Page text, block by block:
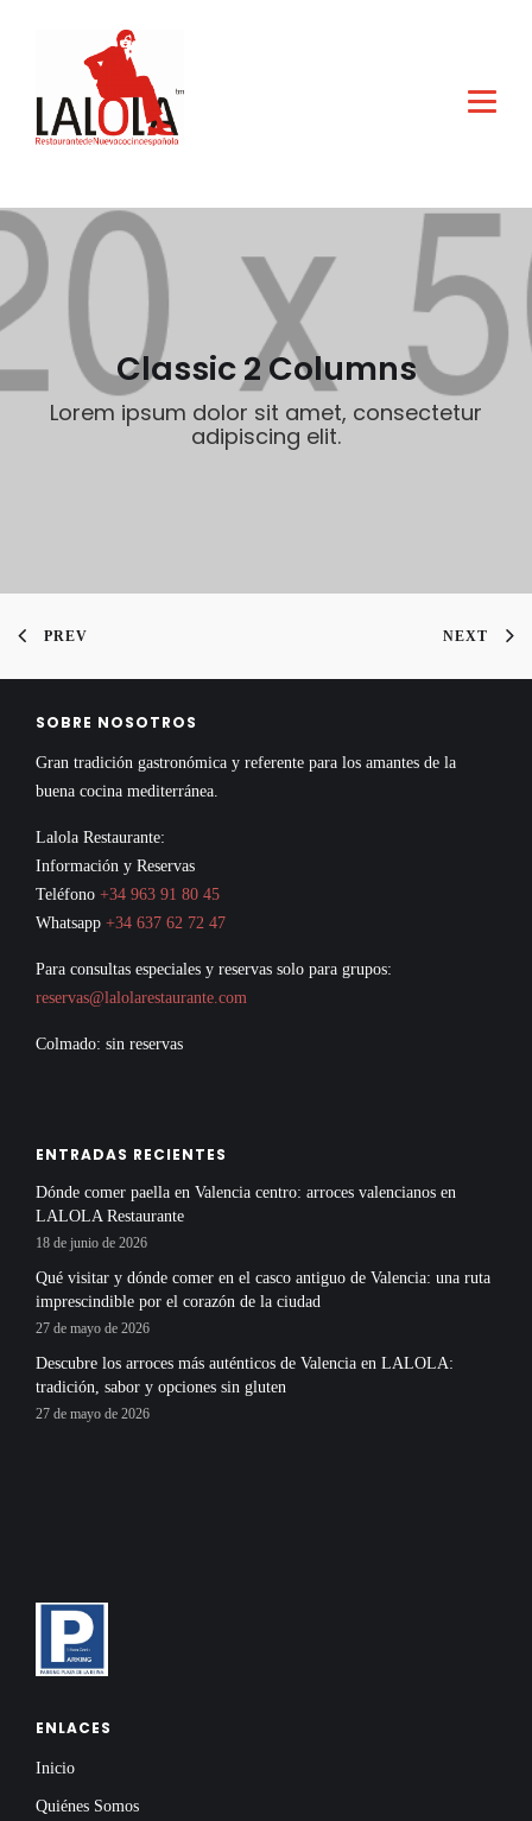
Classic 2 Columns
Lorem ipsum dolor sit amet, consectetur
adipiscing elit.
PREV NEXT
SOBRE NOSOTROS
Gran tradición gastronómica y referente para los amantes de la
buena cocina mediterránea.
Lalola Restaurante:
Información y Reservas
Teléfono +34 963 91 80 45
Whatsapp +34 637 62 72 47
Para consultas especiales y reservas solo para grupos:
reservas@lalolarestaurante.com
Colmado: sin reservas
ENTRADAS RECIENTES
Dónde comer paella en Valencia centro: arroces valencianos en
LALOLA Restaurante
18 de junio de 2026
Qué visitar y dónde comer en el casco antiguo de Valencia: una ruta
imprescindible por el corazón de la ciudad
27 de mayo de 2026
Descubre los arroces más auténticos de Valencia en LALOLA:
tradición, sabor y opciones sin gluten
27 de mayo de 2026
ENLACES
Inicio
Quiénes Somos